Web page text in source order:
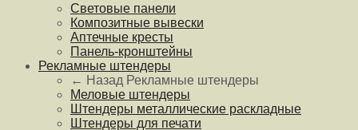
Световые панели
Композитные вывески
Аптечные кресты
Панель-кронштейны
Рекламные штендеры
← Назад Рекламные штендеры
Меловые штендеры
Штендеры металлические раскладные
Штендеры для печати